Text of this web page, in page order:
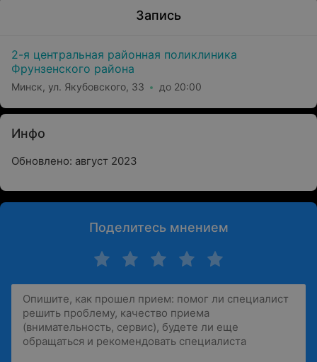
Запись
2-я центральная районная поликлиника
Фрунзенского района
Минск, ул. Якубовского, 33 до 20:00
Инфо
Обновлено: август 2023
Поделитесь мнением